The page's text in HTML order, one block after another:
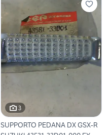
3
SUPPORTO PEDANA DX GSX-R